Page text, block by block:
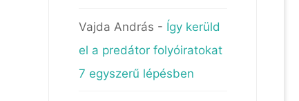
Vajda András - Így kerüld
el a predátor folyóiratokat
7 egyszerű lépésben